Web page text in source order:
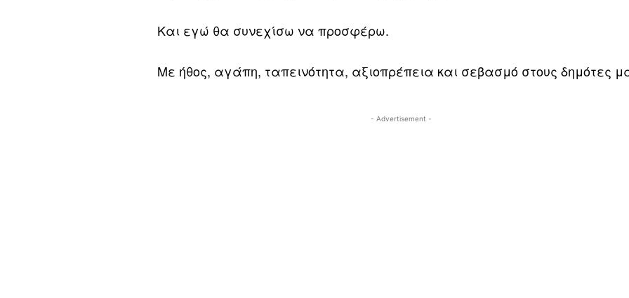
Και εγώ θα συνεχίσω να προσφέρω.
Με ήθος, αγάπη, ταπεινότητα, αξιοπρέπεια και σεβασμό στους δημότες
- Advertisement -